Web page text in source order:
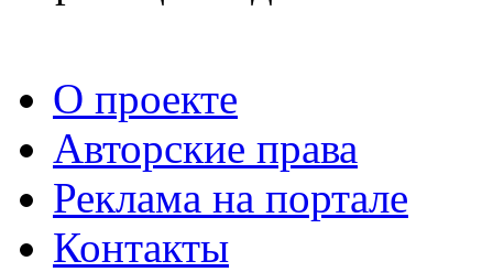
О проекте
Авторские права
Реклама на портале
Контакты